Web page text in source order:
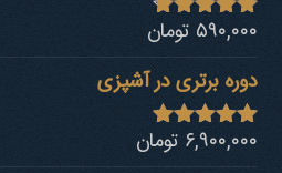
نمره4.68
از 5
۵۹۰,۰۰۰ تومان
دوره برتری در آشپزی
نمره4.92
از 5
۶,۹۰۰,۰۰۰ تومان